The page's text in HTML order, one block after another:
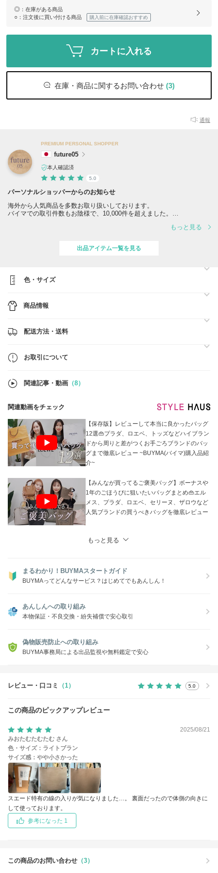
◎ ：在庫がある商品
○ ：注文後に買い付ける商品 購入前に在庫確認おすすめ
カートに入れる
在庫・商品に関するお問い合わせ (3)
通報
PREMIUM PERSONAL SHOPPER
future05
本人確認済
5.0
パーソナルショッパーからのお知らせ
海外から人気商品を多数お取り扱いしております。
バイマでの取引件数もお陰様で、10,000件を超えました。
もっと見る
出品アイテム一覧を見る
色・サイズ
商品情報
配送方法・送料
お取引について
関連記事・動画 （8）
関連動画をチェック
【保存版】レビューして本当に良かったバッグ
12選👜プラダ、ロエベ、トッズなどハイブラン
ドから周りと差がつくお手ごろブランドのバッ
グまで徹底レビュー ~BUYMA(バイマ)購入品紹
介~
【みんなが買ってるご褒美バッグ】ボーナスや
1年のごほうびに狙いたいバッグまとめ👜エル
メス、プラダ、ロエベ、セリーヌ、ザロウなど
人気ブランドの買うべきバッグを徹底レビュー
もっと見る
まるわかり！BUYMAスタートガイド
BUYMAってどんなサービス？はじめてでもあんしん！
あんしんへの取り組み
本物保証・不良交換・紛失補償で安心取引
偽物販売防止への取り組み
BUYMA事務局による出品監視や無料鑑定で安心
レビュー・口コミ （1） 5.0
この商品のピックアップレビュー
2025/08/21
みおたむたむたむ さん
色・サイズ： ライトブラン
サイズ感： やや小さかった
スエード特有の線の入りが気になりました…。 裏面だったので体側の向きに
して使っております。
参考になった 1
この商品のお問い合わせ （3）